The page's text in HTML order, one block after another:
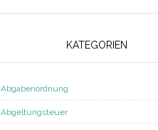
KATEGORIEN
Abgabenordnung
Abgeltungsteuer